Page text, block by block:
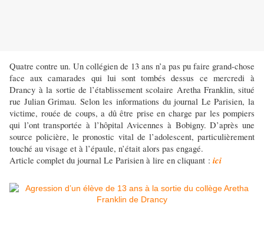
Quatre contre un. Un collégien de 13 ans n’a pas pu faire grand-chose
face aux camarades qui lui sont tombés dessus ce mercredi à
Drancy à la sortie de l’établissement scolaire Aretha Franklin, situé
rue Julian Grimau. Selon les informations du journal Le Parisien, la
victime, rouée de coups, a dû être prise en charge par les pompiers
qui l’ont transportée à l’hôpital Avicennes à Bobigny. D’après une
source policière, le pronostic vital de l’adolescent, particulièrement
touché au visage et à l’épaule, n’était alors pas engagé.
Article complet du journal Le Parisien à lire en cliquant : ici